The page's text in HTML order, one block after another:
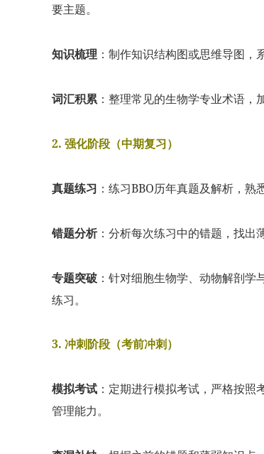
要主题。
知识梳理 ：制作知识结构图或思维导图，
词汇积累 ：整理常见的生物学专业术语，
2. 强化阶段（中期复习）
真题练习 ：练习BBO历年真题及解析，熟
错题分析：分析每次练习中的错题，找出
专题突破 ：针对细胞生物学、动物解剖
练习。
3. 冲刺阶段（考前冲刺）
模拟考试 ：定期进行模拟考试，严格按
管理能力。